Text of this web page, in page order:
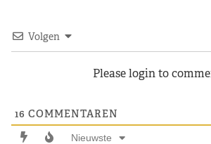
Volgen
Please login to
16 COMMENTAREN
Nieuwste